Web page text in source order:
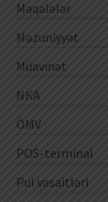
Məqalələr
Məzuniyyət
Müavinət
NKA
ÖMV
POS-terminal
Pul vəsaitləri